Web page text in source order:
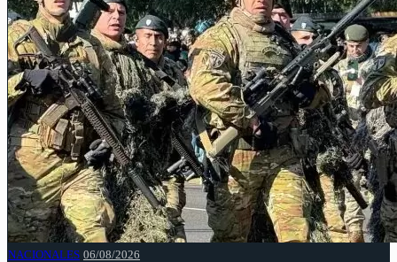
NACIONALES 06/08/2026